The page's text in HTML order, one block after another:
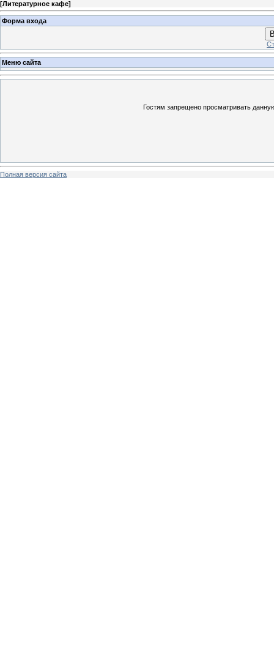
[Литературное кафе]
Форма входа
Меню сайта
Гостям запрещено просматривать
Полная версия сайта